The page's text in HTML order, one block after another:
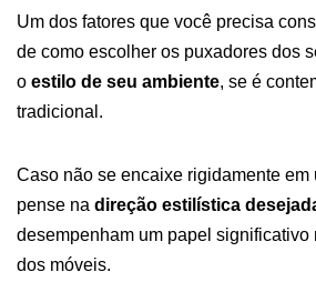
Um dos fatores que você precisa
de como escolher os puxadores dos
o estilo de seu ambiente, se é
tradicional.
Caso não se encaixe rigidamente em
pense na direção estilística
desempenham um papel significativo
dos móveis.